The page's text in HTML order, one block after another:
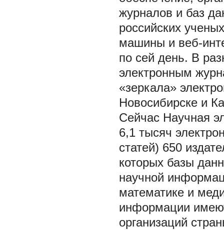
журналов и баз
российских
машины и веб-
по сей день. В
электронным
«зеркала»
Новосибирске и
Сейчас Научная
6,1 тысяч
статей) 650
которых базы
научной
математике и
информации
организаций